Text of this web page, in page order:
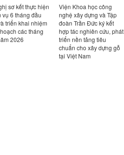
sơ kết thực hiện
vụ 6 tháng đầu
triển khai nhiệm
các tháng
2026
Viện Khoa học công
nghệ xây dựng và Tập
đoàn Trần Đức ký kết
hợp tác nghiên cứu, phát
triển nền tảng tiêu
chuẩn cho xây dựng gỗ
tại Việt Nam